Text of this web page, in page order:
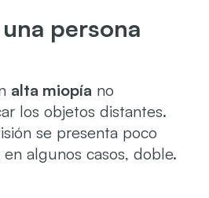
persona
alta miopía no
los objetos distantes.
se presenta poco
algunos casos, doble.